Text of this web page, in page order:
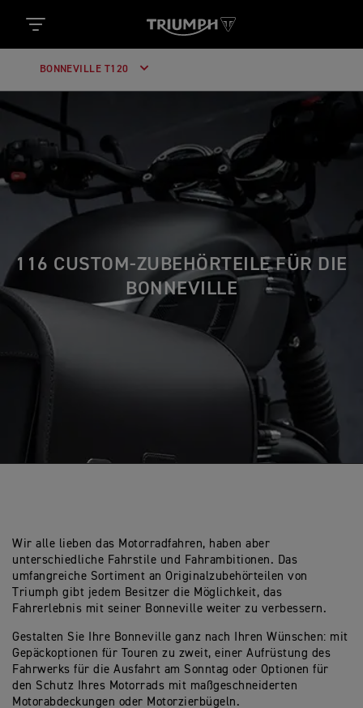
BONNEVILLE T120
116 CUSTOM-ZUBEHÖRTEILE FÜR DIE
BONNEVILLE
Wir alle lieben das Motorradfahren, haben aber
unterschiedliche Fahrstile und Fahrambitionen. Das
umfangreiche Sortiment an Originalzubehörteilen von
Triumph gibt jedem Besitzer die Möglichkeit, das
Fahrerlebnis mit seiner Bonneville weiter zu verbessern.
Gestalten Sie Ihre Bonneville ganz nach Ihren Wünschen: mit
Gepäckoptionen für Touren zu zweit, einer Aufrüstung des
Fahrwerks für die Ausfahrt am Sonntag oder Optionen für
den Schutz Ihres Motorrads mit maßgeschneiderten
Motorabdeckungen oder Motorzierbügeln.